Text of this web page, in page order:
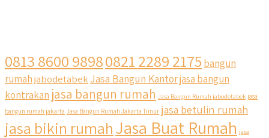
0813 8600 98980821 2289 2175 bangun
rumahjabodetabek Jasa Bangun Kantorjasa bangun
kontrakan jasa bangun rumah Jasa Bangun Rumah jabodetabek jasa
bangun rumah jakarta Jasa Bangun Rumah Jakarta Timur jasa betulin rumah
jasa bikin rumahJasa Buat Rumah jasa